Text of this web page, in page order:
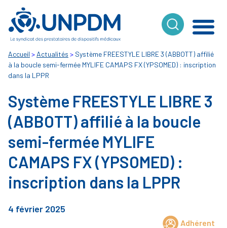
Accueil > Actualités > Système FREESTYLE LIBRE 3 (ABBOTT) affilié
à la boucle semi-fermée MYLIFE CAMAPS FX (YPSOMED) : inscription
dans la LPPR
Système FREESTYLE LIBRE 3
(ABBOTT) affilié à la boucle
semi-fermée MYLIFE
CAMAPS FX (YPSOMED) :
inscription dans la LPPR
4 février 2025
Adhérent